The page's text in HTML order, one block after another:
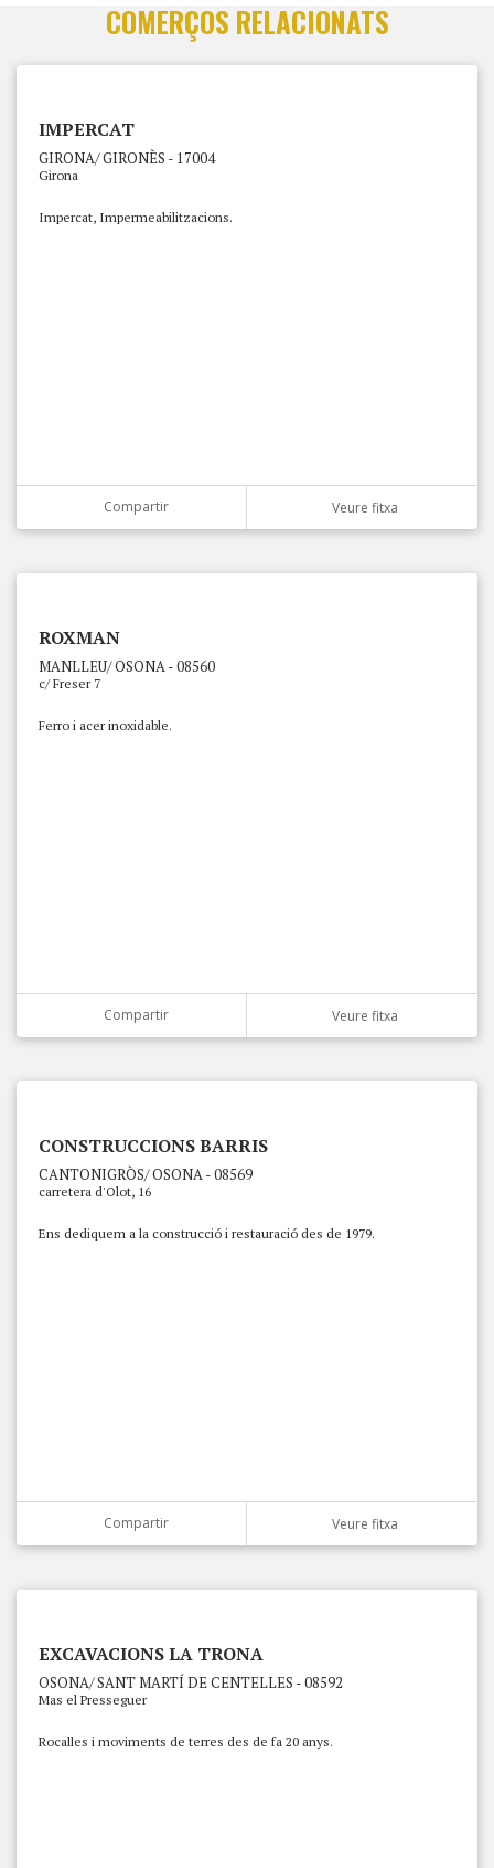
COMERÇOS RELACIONATS
IMPERCAT
GIRONA/ GIRONÈS - 17004
Girona
Impercat, Impermeabilitzacions.
Compartir Veure fitxa
ROXMAN
MANLLEU/ OSONA - 08560
c/ Freser 7
Ferro i acer inoxidable.
Compartir Veure fitxa
CONSTRUCCIONS BARRIS
CANTONIGRÒS/ OSONA - 08569
carretera d'Olot, 16
Ens dediquem a la construcció i restauració des de 1979.
Compartir Veure fitxa
EXCAVACIONS LA TRONA
OSONA/ SANT MARTÍ DE CENTELLES - 08592
Mas el Presseguer
Rocalles i moviments de terres des de fa 20 anys.